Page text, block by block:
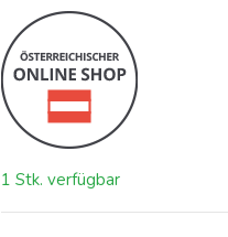
1 Stk. verfügbar